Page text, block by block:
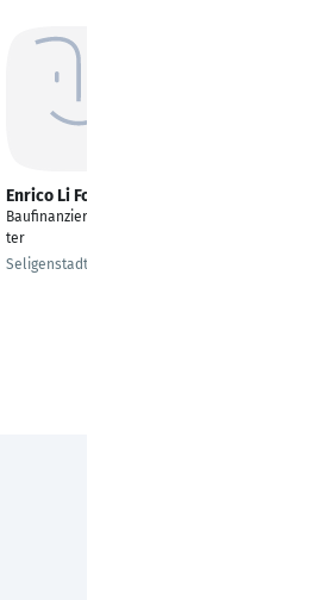
Enrico Li Fonti
Baufinanzierungsbera
ter
Seligenstadt